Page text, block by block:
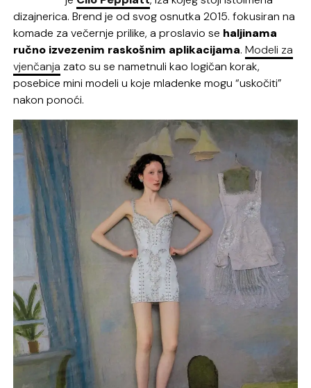
dizajnerica. Brend je od svog osnutka 2015. fokusiran na
komade za večernje prilike, a proslavio se haljinama
ručno izvezenim raskošnim aplikacijama.Modeli za
vjenčanja zato su se nametnuli kao logičan korak,
posebice mini modeli u koje mladenke mogu “uskočiti”
nakon ponoći.